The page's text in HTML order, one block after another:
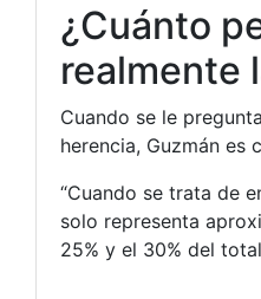
¿Cuánto
realmente
Cuando se le
herencia, Guzmán es
“Cuando se trata de
solo representa
25% y el 30% del